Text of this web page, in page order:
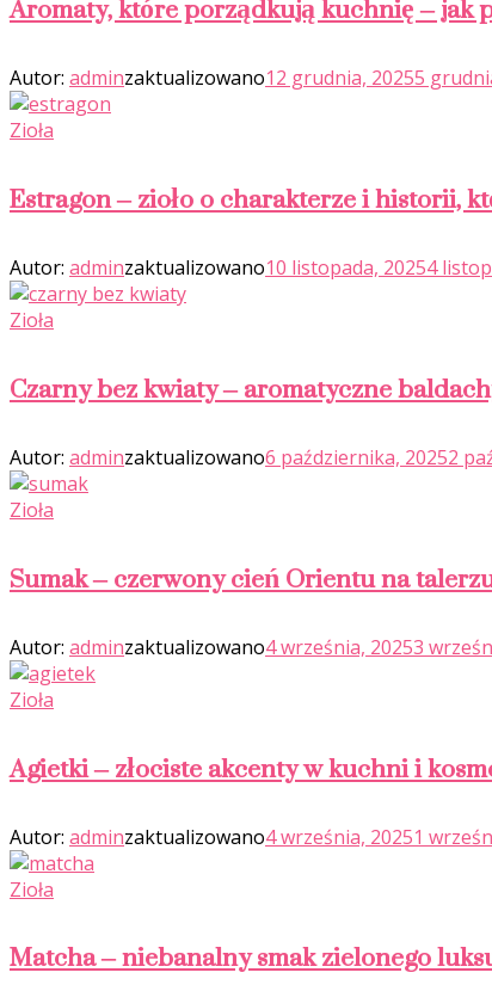
Autor: adminzaktualizowano12 grudnia, 20255
Zioła
Estragon – zioło o charakterze i historii,
Autor: adminzaktualizowano10 listopada, 20254
Zioła
Czarny bez kwiaty – aromatyczne
Autor: adminzaktualizowano6 października, 20252
Zioła
Sumak – czerwony cień Orientu na
Autor: adminzaktualizowano4 września, 20253
Zioła
Agietki – złociste akcenty w kuchni i
Autor: adminzaktualizowano4 września, 20251
Zioła
Matcha – niebanalny smak zielonego